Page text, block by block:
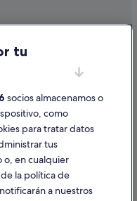
contenido
tu
socios almacenamos o
como
para tratar datos
tus
o, en cualquier
la política de
a nuestros